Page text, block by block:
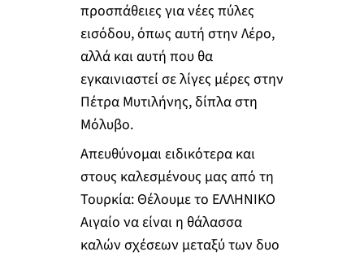
προσπάθειες για νέες πύλες
εισόδου, όπως αυτή στην Λέρο,
αλλά και αυτή που θα
εγκαινιαστεί σε λίγες μέρες στην
Πέτρα Μυτιλήνης, δίπλα στη
Μόλυβο.
Απευθύνομαι ειδικότερα και
στους καλεσμένους μας από τη
Τουρκία: Θέλουμε το ΕΛΛΗΝΙΚΟ
Αιγαίο να είναι η θάλασσα
καλών σχέσεων μεταξύ των δυο